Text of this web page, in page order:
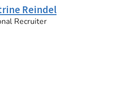
Reindel
Recruiter